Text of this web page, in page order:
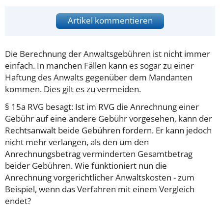
Artikel kommentieren
Die Berechnung der Anwaltsgebühren ist nicht immer
einfach. In manchen Fällen kann es sogar zu einer
Haftung des Anwalts gegenüber dem Mandanten
kommen. Dies gilt es zu vermeiden.
§ 15a RVG besagt: Ist im RVG die Anrechnung einer
Gebühr auf eine andere Gebühr vorgesehen, kann der
Rechtsanwalt beide Gebühren fordern. Er kann jedoch
nicht mehr verlangen, als den um den
Anrechnungsbetrag verminderten Gesamtbetrag
beider Gebühren. Wie funktioniert nun die
Anrechnung vorgerichtlicher Anwaltskosten - zum
Beispiel, wenn das Verfahren mit einem Vergleich
endet?